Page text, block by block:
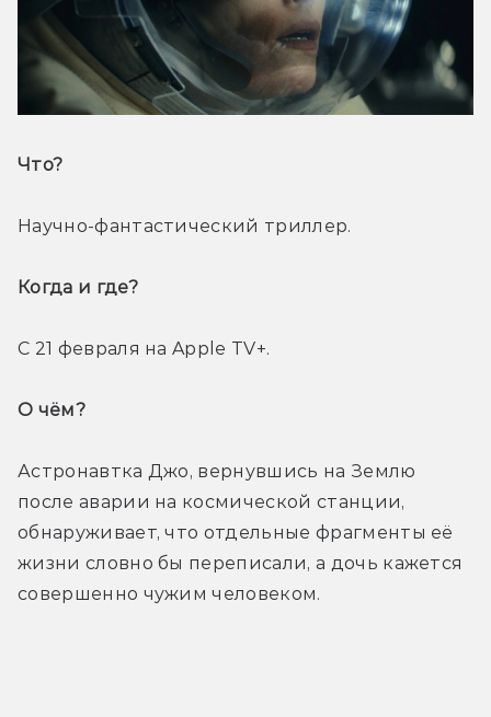
Что?
Научно-фантастический триллер.
Когда и где?
С 21 февраля на Apple TV+.
О чём?
Астронавтка Джо, вернувшись на Землю
после аварии на космической станции,
обнаруживает, что отдельные фрагменты её
жизни словно бы переписали, а дочь кажется
совершенно чужим человеком.